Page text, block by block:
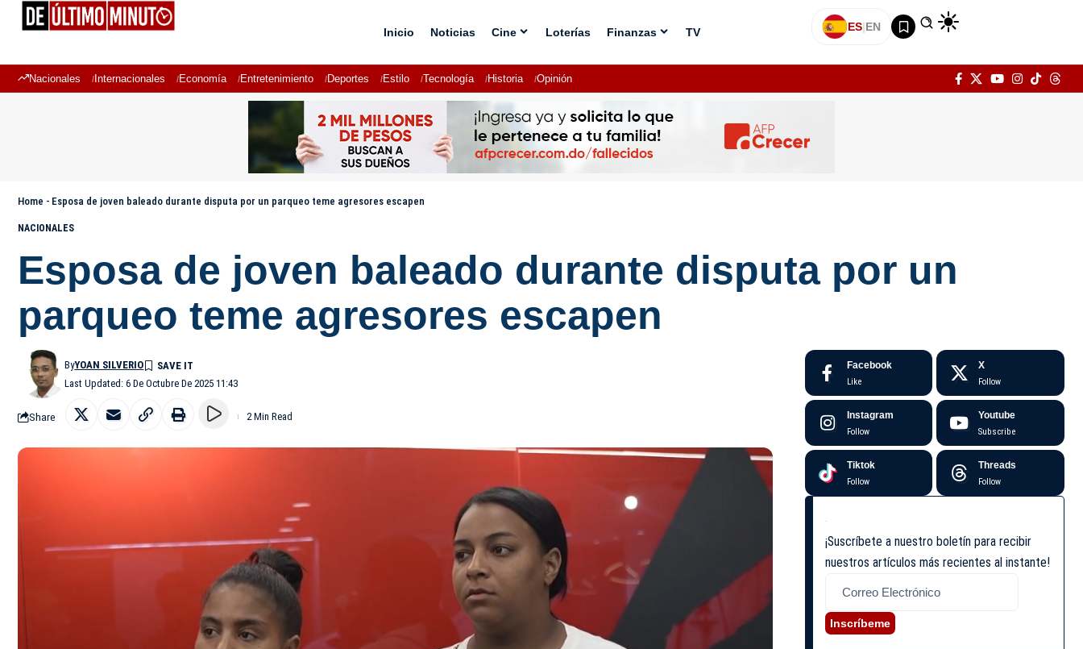
Inicio Noticias Cine Loterías Finanzas TV ES|EN
Nacionales Internacionales Economía Entretenimiento Deportes Estilo Tecnología Historia Opinión
Home - Esposa de joven baleado durante disputa por un parqueo teme agresores escapen
NACIONALES
Esposa de joven baleado durante disputa por un
parqueo teme agresores escapen
Last Updated: 6 De Octubre De 2025 11:43
ByYOAN SILVERIO
Share 2 Min Read
Facebook
Like
X
Follow
Instagram
Follow
Youtube
Subscribe
Tiktok
Follow
Threads
Follow
¡Suscríbete a nuestro boletín para recibir
nuestros artículos más recientes al instante!
Inscríbeme